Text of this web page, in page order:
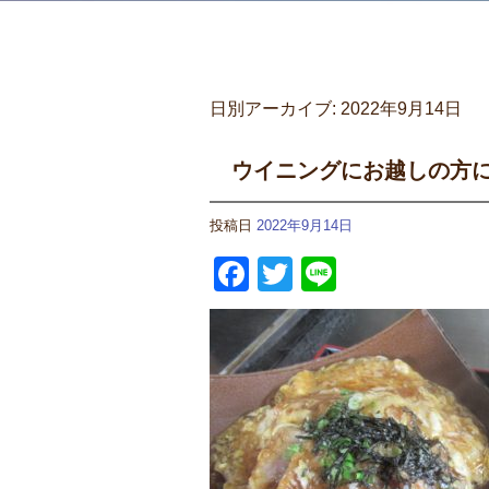
日別アーカイブ: 2022年9月14日
ウイニングにお越しの方
投稿日 2022年9月14日
Facebook
Twitter